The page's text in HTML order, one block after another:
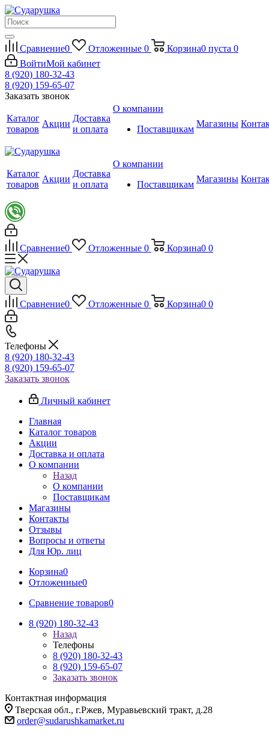
Сравнение0 Отложенные 0 Корзина0 пуста 0
ВойтиМой кабинет
8 (920) 180-32-43
8 (920) 159-65-07
Заказать звонок
Каталог
товаров
Акции
Доставка
и оплата
О компании
Поставщикам
Магазины
Каталог
товаров
Акции
Доставка
и оплата
О компании
Поставщикам
Магазины
Сравнение0 Отложенные 0 Корзина0 0
Сравнение0 Отложенные 0 Корзина0 0
Телефоны
8 (920) 180-32-43
8 (920) 159-65-07
Заказать звонок
Личный кабинет
Главная
Каталог товаров
Акции
Доставка и оплата
О компании
Назад
О компании
Поставщикам
Магазины
Контакты
Отзывы
Вопросы и ответы
Для Юр. лиц
Корзина0
Отложенные0
Сравнение товаров0
8 (920) 180-32-43
Назад
Телефоны
8 (920) 180-32-43
8 (920) 159-65-07
Заказать звонок
Контактная информация
Тверская обл., г.Ржев, Муравьевский тракт, д.28
order@sudarushkamarket.ru